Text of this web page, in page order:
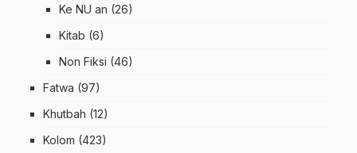
Ke NU an (26)
Kitab (6)
Non Fiksi (46)
Fatwa (97)
Khutbah (12)
Kolom (423)